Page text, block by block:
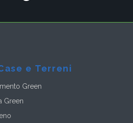
e Terreni
Green
Green